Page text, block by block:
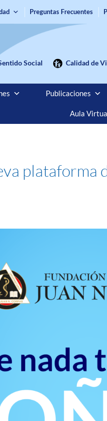
Preguntas Frecuentes
Social Calidad de
Publicaciones
Aula
plataforma